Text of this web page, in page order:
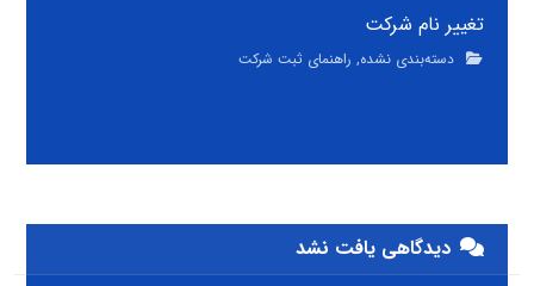
تغییر نام شرکت
دسته‌بندی نشده, راهنمای ثبت شرکت
دیدگاهی یافت نشد